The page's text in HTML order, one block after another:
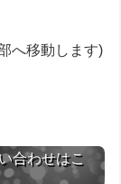
へ移動します)
合わせはこ